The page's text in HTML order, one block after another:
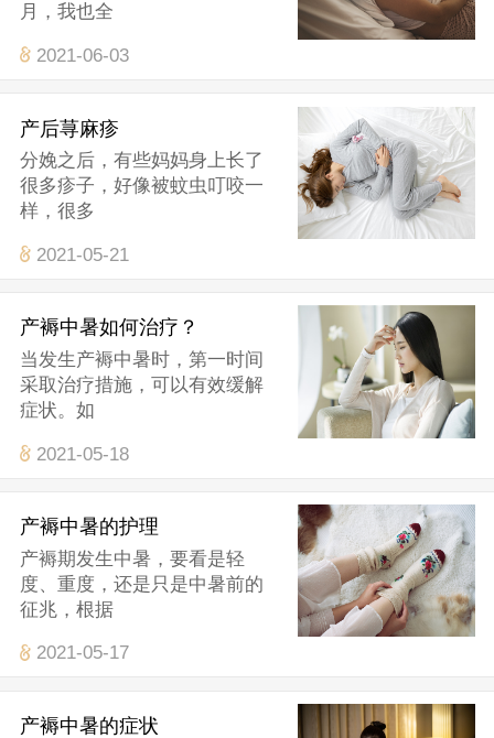
月，我也全
2021-06-03
产后荨麻疹
分娩之后，有些妈妈身上长了
很多疹子，好像被蚊虫叮咬一
样，很多
2021-05-21
产褥中暑如何治疗？
当发生产褥中暑时，第一时间
采取治疗措施，可以有效缓解
症状。如
2021-05-18
产褥中暑的护理
产褥期发生中暑，要看是轻
度、重度，还是只是中暑前的
征兆，根据
2021-05-17
产褥中暑的症状